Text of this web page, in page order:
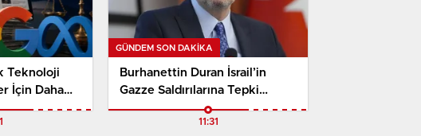
Teknoloji
İçin Daha
GÜNDEM SON DAKİKA
Burhanettin Duran İsrail’in
Gazze Saldırılarına Tepki
Gösterdi. Barış Çabalarının
Bilinçli Şekilde Sabote
11:31